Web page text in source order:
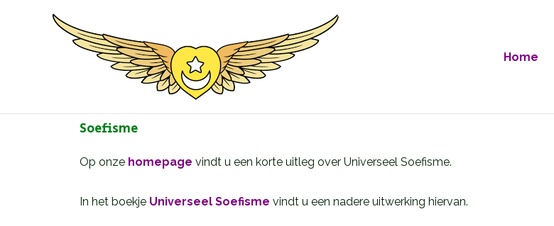
Home
Soefisme
Op onze homepage vindt u een korte uitleg over Universeel Soefisme.
In het boekje Universeel Soefisme vindt u een nadere uitwerking hiervan.